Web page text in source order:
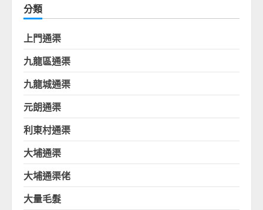
分類
上門通渠
九龍區通渠
九龍城通渠
元朗通渠
利東村通渠
大埔通渠
大埔通渠佬
大量毛髮